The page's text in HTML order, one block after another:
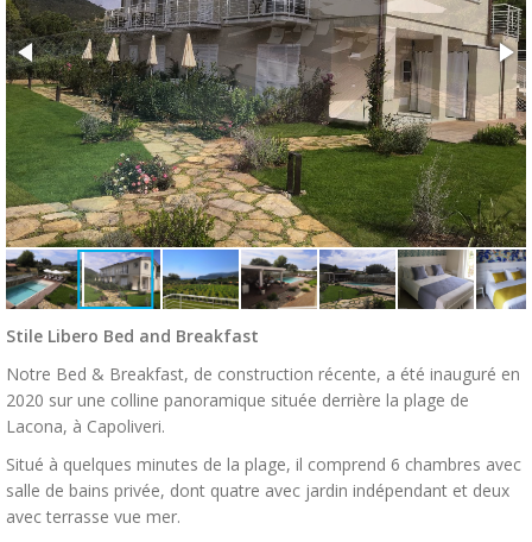
Stile Libero Bed and Breakfast
Notre Bed & Breakfast, de construction récente, a été inauguré en
2020 sur une colline panoramique située derrière la plage de
Lacona, à Capoliveri.
Situé à quelques minutes de la plage, il comprend 6 chambres avec
salle de bains privée, dont quatre avec jardin indépendant et deux
avec terrasse vue mer.